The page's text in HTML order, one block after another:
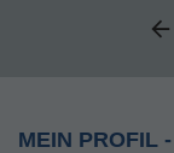
MEIN PROFIL